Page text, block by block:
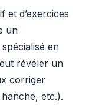
et d’exercices
un
en
révéler un
corriger
etc.).